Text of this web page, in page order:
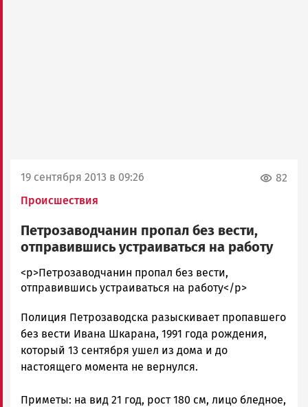
19 сентября 2013 в 09:26
Происшествия
82
Петрозаводчанин пропал без вести,
отправившись устраиваться на работу
admintimur
Новости
и
Карелии
|
Петрозаводск
<p>Петрозаводчанин пропал без вести,
отправившись устраиваться на работу</p>
Полиция Петрозаводска разыскивает пропавшего
без вести Ивана Шкарана, 1991 года рождения,
который 13 сентября ушел из дома и до
настоящего момента не вернулся.
Приметы: на вид 21 год, рост 180 см, лицо бледное,